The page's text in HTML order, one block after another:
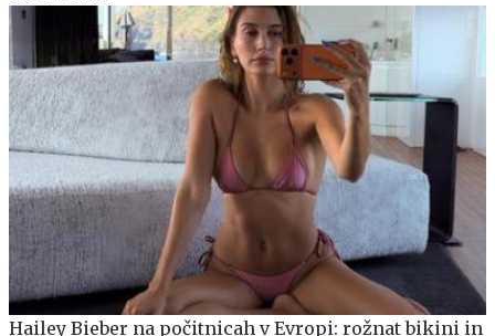
Hailey Bieber na počitnicah v Evropi: rožnat bikini in